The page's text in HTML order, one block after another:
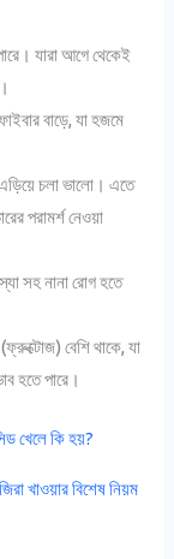
যারা আগে থেকেই
বাড়ে, যা হজমে
এড়িয়ে চলা ভালো। এতে
পরামর্শ নেওয়া
সহ নানা রোগ হতে
(ফ্রুক্টোজ) বেশি থাকে, যা
হতে পারে।
খেলে কি হয়?
খাওয়ার বিশেষ নিয়ম